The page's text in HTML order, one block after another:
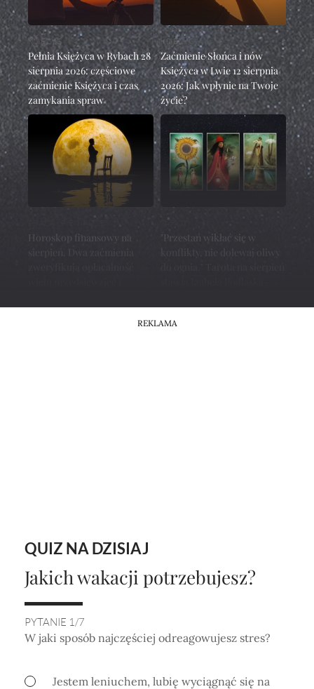
KSIĘŻYC
Pełnia Księżyca w Rybach 28
sierpnia 2026: częściowe
zaćmienie Księżyca i czas
zamykania spraw
KSIĘŻYC
Zaćmienie Słońca i nów
Księżyca w Lwie 12 sierpnia
2026: Jak wpłynie na Twoje
życie?
Horoskop finansowy na
TAROT
"Przestań wikłać się w
REKLAMA
QUIZ NA DZISIAJ
Jakich wakacji potrzebujesz?
PYTANIE 1/7
W jaki sposób najczęściej odreagowujesz stres?
Jestem leniuchem, lubię wyciągnąć się na